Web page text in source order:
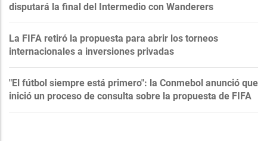
disputará la final del Intermedio con Wanderers
La FIFA retiró la propuesta para abrir los torneos
internacionales a inversiones privadas
"El fútbol siempre está primero": la Conmebol anunció que
inició un proceso de consulta sobre la propuesta de FIFA